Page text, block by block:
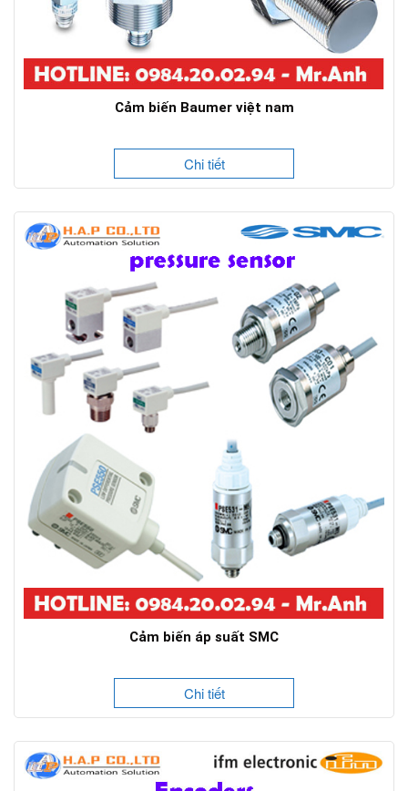
Cảm biến Baumer việt nam
Chi tiết
Cảm biến áp suất SMC
Chi tiết